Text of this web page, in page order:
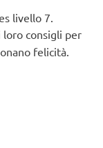
livello 7.
consigli per
felicità.